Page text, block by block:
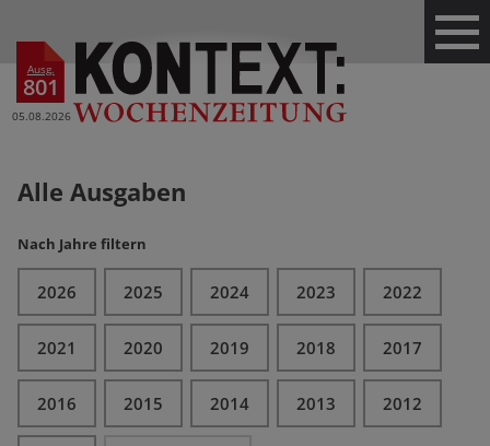
Ausg.
801
05.08.2026
Alle Ausgaben
Nach Jahre filtern
2026 2025 2024 2023 2022
2021 2020 2019 2018 2017
2016 2015 2014 2013 2012